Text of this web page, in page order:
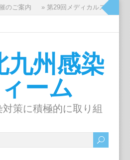
ご案内 » 第29回メディカルスタッフの
九州感染
ーム
対策に積極的に取り組